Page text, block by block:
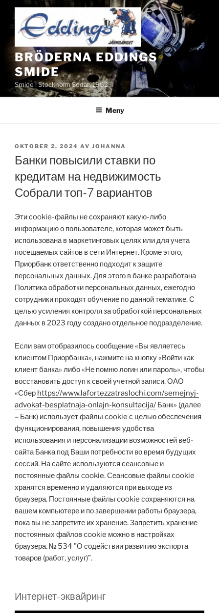
Hoppa
innehåll
BRÖDERNA EDDINGS
SMIDE
Smide i Stockholm Sedan 1952
Meny
PUBLICERAT
OKTOBER 2, 2024 AV JOHANNA
Банки повысили ставки по
кредитам на недвижимость
Собрали топ-7 вариантов
Эти сookie-файлы не сохраняют какую-либо
информацию о пользователе, которая может быть
использована в маркетинговых целях или для учета
посещаемых сайтов в сети Интернет. Кроме этого,
Приорбанк ответственно подходит к защите
персональных данных. Для этого в банке разработана
Политика обработки персональных данных, ежегодно
сотрудники проходят обучение по данной тематике. С
целью усиления контроля за обработкой персональных
данных в 2023 году создано отдельное подразделение.
Если вам отобразилось сообщение «Вы являетесь
клиентом Приорбанка», нажмите на кнопку «Войти как
клиент банка» либо «Не помню логин или пароль», чтобы
восстановить доступ к своей учетной записи. ОАО
«Сбер https://www.lafortezzatraslochi.com/semejnyj-
advokat-besplatnaja-onlajn-konsultacija/ Банк» (далее
– Банк) использует файлы cookie с целью обеспечения
функционирования, повышения удобства
использования и персонализации возможностей веб-
сайта Банка под Ваши потребности во время будущих
сессий. На сайте используются сеансовые и
постоянные файлы cookie. Сеансовые файлы cookie
хранятся временно и удаляются при выходе из
браузера. Постоянные файлы cookie сохраняются на
вашем компьютере и по завершении работы браузера,
пока вы не запретите их хранение. Запретить хранение
постоянных файлов cookie можно в настройках
браузера. № 534 ”О содействии развитию экспорта
товаров (работ, услуг)”.
Интернет-эквайринг